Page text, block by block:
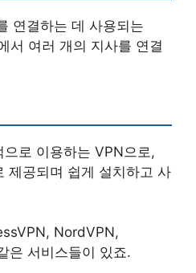
연결하는 데 사용되는
서 여러 개의 지사를 연결
로 이용하는 VPN으로,
제공되며 쉽게 설치하고 사
NordVPN,
은 서비스들이 있죠.